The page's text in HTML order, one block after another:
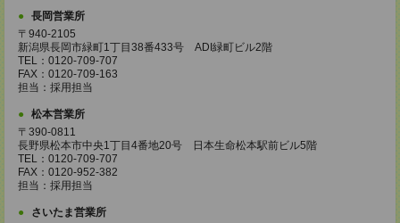
長岡営業所
〒940-2105
新潟県長岡市緑町1丁目38番433号 ADI緑町ビル2階
TEL：0120-709-707
FAX：0120-709-163
担当：採用担当
松本営業所
〒390-0811
長野県松本市中央1丁目4番地20号 日本生命松本駅前ビル5階
TEL：0120-709-707
FAX：0120-952-382
担当：採用担当
さいたま営業所